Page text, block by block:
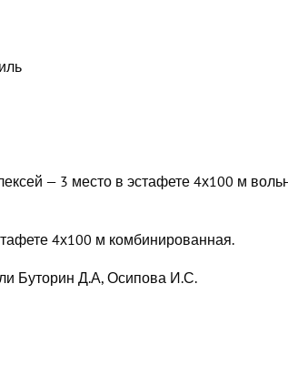
— 3 место в эстафете 4х100 м
4х100 м комбинированная.
Буторин Д.А, Осипова И.С.